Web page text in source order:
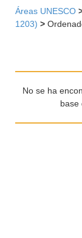
Áreas UNESCO
1203) >
No se ha
base